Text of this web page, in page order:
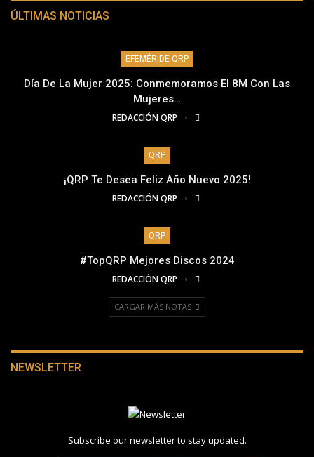
ÚLTIMAS NOTICIAS
EFEMÉRIDE QRP
Día De La Mujer 2025: Conmemoramos El 8M Con Las
Mujeres…
REDACCIÓN QRP
QRP
¡QRP Te Desea Feliz Año Nuevo 2025!
REDACCIÓN QRP
QRP
#TopQRP Mejores Discos 2024
REDACCIÓN QRP
CARGAR MÁS NOTAS
NEWSLETTER
Subscribe our newsletter to stay updated.